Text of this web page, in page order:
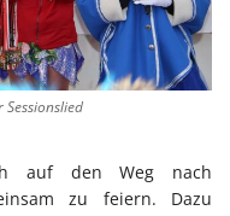
auf den Weg nach
zu feiern. Dazu